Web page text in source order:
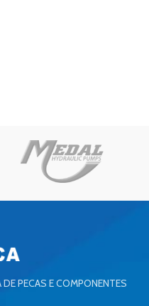
PECAS E COMPONENTES